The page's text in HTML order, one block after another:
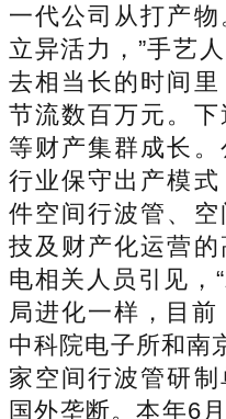
一代公司从打产
立异活力，”手艺
去相当长的时间
节流数百万元。
等财产集群成长
行业保守出产模
件空间行波管、
技及财产化运营
电相关人员引见，
局进化一样，目前
中科院电子所和南
家空间行波管研
国外垄断。本年6